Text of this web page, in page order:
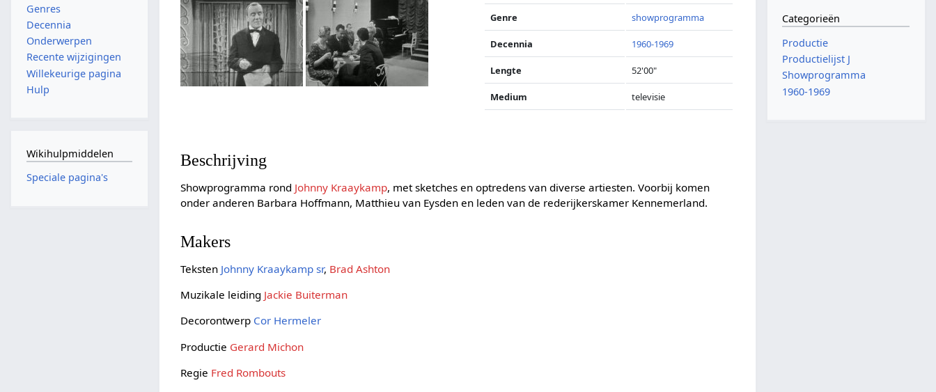
Genre showprogramma
Decennia 1960-1969
Lengte 52'00"
Medium televisie
Beschrijving
Showprogramma rond Johnny Kraaykamp, met sketches en optredens van diverse artiesten. Voorbij komen
onder anderen Barbara Hoffmann, Matthieu van Eysden en leden van de rederijkerskamer Kennemerland.
Makers
Teksten Johnny Kraaykamp sr, Brad Ashton
Muzikale leiding Jackie Buiterman
Decorontwerp Cor Hermeler
Productie Gerard Michon
Regie Fred Rombouts
Genres
Decennia
Onderwerpen
Recente wijzigingen
Willekeurige pagina
Hulp
Wikihulpmiddelen
Speciale pagina's
Categorieën
Productie
Productielijst J
Showprogramma
1960-1969